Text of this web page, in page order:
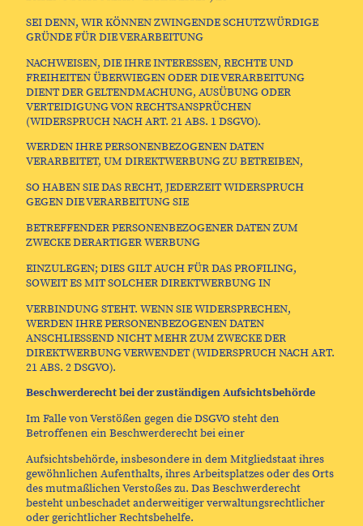
SEI DENN, WIR KÖNNEN ZWINGENDE SCHUTZWÜRDIGE
GRÜNDE FÜR DIE VERARBEITUNG
NACHWEISEN, DIE IHRE INTERESSEN, RECHTE UND
FREIHEITEN ÜBERWIEGEN ODER DIE VERARBEITUNG
DIENT DER GELTENDMACHUNG, AUSÜBUNG ODER
VERTEIDIGUNG VON RECHTSANSPRÜCHEN
(WIDERSPRUCH NACH ART. 21 ABS. 1 DSGVO).
WERDEN IHRE PERSONENBEZOGENEN DATEN
VERARBEITET, UM DIREKTWERBUNG ZU BETREIBEN,
SO HABEN SIE DAS RECHT, JEDERZEIT WIDERSPRUCH
GEGEN DIE VERARBEITUNG SIE
BETREFFENDER PERSONENBEZOGENER DATEN ZUM
ZWECKE DERARTIGER WERBUNG
EINZULEGEN; DIES GILT AUCH FÜR DAS PROFILING,
SOWEIT ES MIT SOLCHER DIREKTWERBUNG IN
VERBINDUNG STEHT. WENN SIE WIDERSPRECHEN,
WERDEN IHRE PERSONENBEZOGENEN DATEN
ANSCHLIESSEND NICHT MEHR ZUM ZWECKE DER
DIREKTWERBUNG VERWENDET (WIDERSPRUCH NACH ART.
21 ABS. 2 DSGVO).
Beschwerderecht bei der zuständigen Aufsichtsbehörde
Im Falle von Verstößen gegen die DSGVO steht den
Betroffenen ein Beschwerderecht bei einer
Aufsichtsbehörde, insbesondere in dem Mitgliedstaat ihres
gewöhnlichen Aufenthalts, ihres Arbeitsplatzes oder des Orts
des mutmaßlichen Verstoßes zu. Das Beschwerderecht
besteht unbeschadet anderweitiger verwaltungsrechtlicher
oder gerichtlicher Rechtsbehelfe.